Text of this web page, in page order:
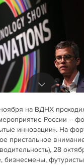
на ВДНХ
России –
инновации». На
пристальное
28
бизнесмены,